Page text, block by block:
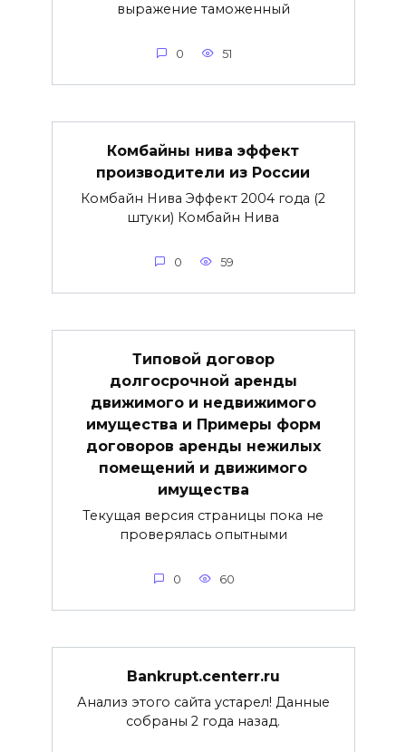
выражение таможенный
0 51
Комбайны нива эффект
производители из России
Комбайн Нива Эффект 2004 года (2
штуки) Комбайн Нива
0 59
Типовой договор
долгосрочной аренды
движимого и недвижимого
имущества и Примеры форм
договоров аренды нежилых
помещений и движимого
имущества
Текущая версия страницы пока не
проверялась опытными
0 60
Bankrupt.centerr.ru
Анализ этого сайта устарел! Данные
собраны 2 года назад.